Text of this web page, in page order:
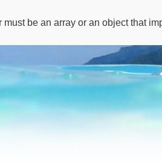
must be an array or an object that